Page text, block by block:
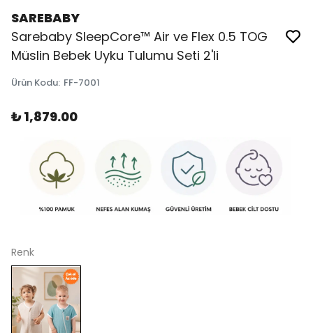
SAREBABY
Sarebaby SleepCore™ Air ve Flex 0.5 TOG
Müslin Bebek Uyku Tulumu Seti 2'li
Ürün Kodu: FF-7001
₺ 1,879.00
Renk